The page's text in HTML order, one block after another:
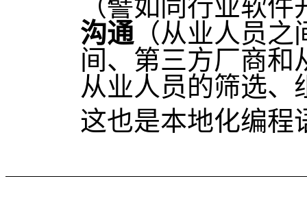
（譬如同行业软件
沟通（从业人员之
间、第三方厂商和
从业人员的筛选、
这也是本地化编程